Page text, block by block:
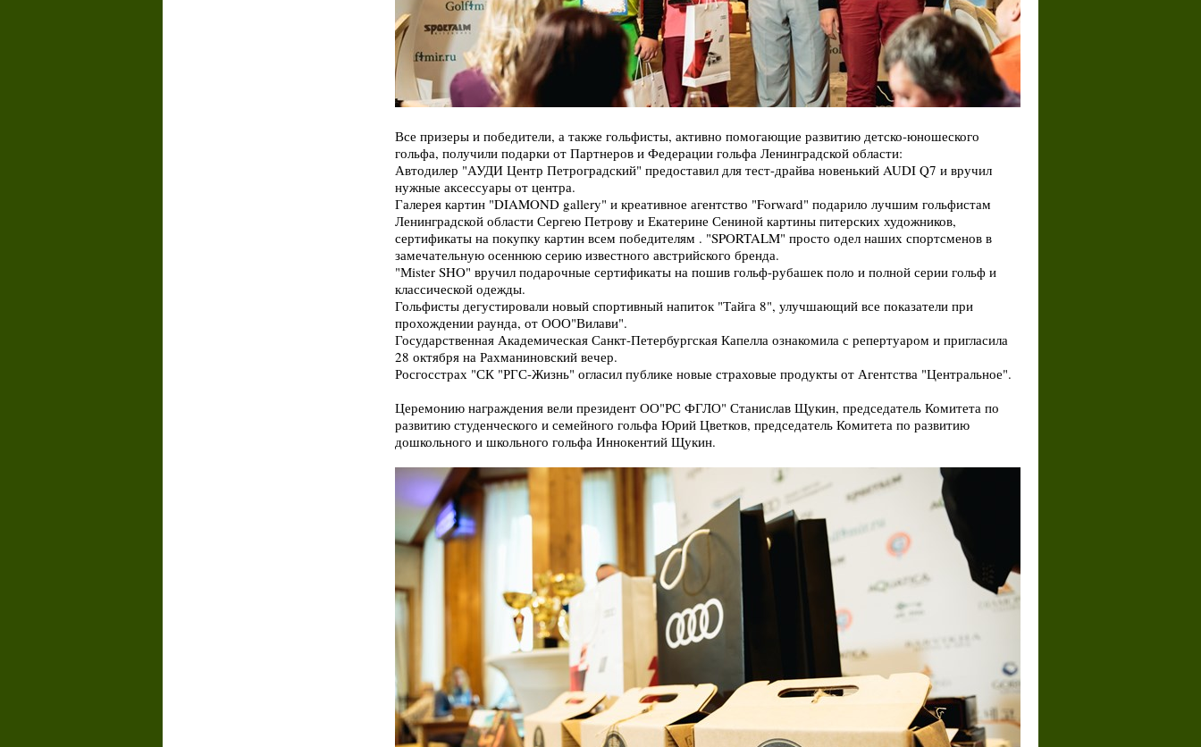
Все призеры и победители, а также гольфисты, активно помогающие развитию детско-юношеского
гольфа, получили подарки от Партнеров и Федерации гольфа Ленинградской области:
Автодилер "АУДИ Центр Петроградский" предоставил для тест-драйва новенький AUDI Q7 и вручил
нужные аксессуары от центра.
Галерея картин "DIAMOND gallery" и креативное агентство "Forward" подарило лучшим гольфистам
Ленинградской области Сергею Петрову и Екатерине Сениной картины питерских художников,
сертификаты на покупку картин всем победителям . "SPORTALM" просто одел наших спортсменов в
замечательную осеннюю серию известного австрийского бренда.
"Мister SHO" вручил подарочные сертификаты на пошив гольф-рубашек поло и полной серии гольф и
классической одежды.
Гольфисты дегустировали новый спортивный напиток "Тайга 8", улучшающий все показатели при
прохождении раунда, от ООО"Вилави".
Государственная Академическая Санкт-Петербургская Капелла ознакомила с репертуаром и пригласила
28 октября на Рахманиновский вечер.
Росгосстрах "СК "РГС-Жизнь" огласил публике новые страховые продукты от Агентства "Центральное".
Церемонию награждения вели президент ОО"РС ФГЛО" Станислав Щукин, председатель Комитета по
развитию студенческого и семейного гольфа Юрий Цветков, председатель Комитета по развитию
дошкольного и школьного гольфа Иннокентий Щукин.